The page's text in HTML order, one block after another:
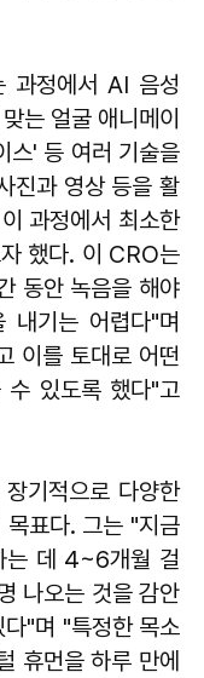
과정에서 AI 음성
는 얼굴 애니메이
스' 등 여러 기술을
진과 영상 등을 활
과정에서 최소한
했다. 이 CRO는
동안 녹음을 해야
내기는 어렵다"며
이를 토대로 어떤
수 있도록 했다"고
기적으로 다양한
목표다. 그는 "지금
는 데 4~6개월 걸
나오는 것을 감안
"며 "특정한 목소
휴먼을 하루 만에